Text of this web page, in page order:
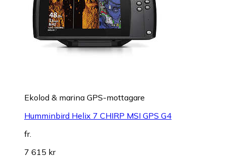
Ekolod & marina GPS-mottagare
Humminbird Helix 7 CHIRP MSI GPS G4
fr.
7 615 kr